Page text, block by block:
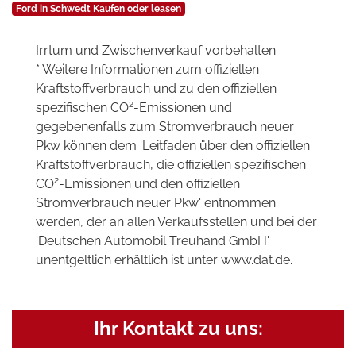
Ford in Schwedt Kaufen oder leasen
Irrtum und Zwischenverkauf vorbehalten.
* Weitere Informationen zum offiziellen
Kraftstoffverbrauch und zu den offiziellen
spezifischen CO2-Emissionen und
gegebenenfalls zum Stromverbrauch neuer
Pkw können dem 'Leitfaden über den offiziellen
Kraftstoffverbrauch, die offiziellen spezifischen
CO2-Emissionen und den offiziellen
Stromverbrauch neuer Pkw' entnommen
werden, der an allen Verkaufsstellen und bei der
'Deutschen Automobil Treuhand GmbH'
unentgeltlich erhältlich ist unter www.dat.de.
Ihr Kontakt zu uns: